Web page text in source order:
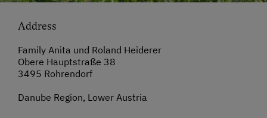
Address
Family Anita und Roland Heiderer
Obere Hauptstraße 38
3495 Rohrendorf
Danube Region, Lower Austria